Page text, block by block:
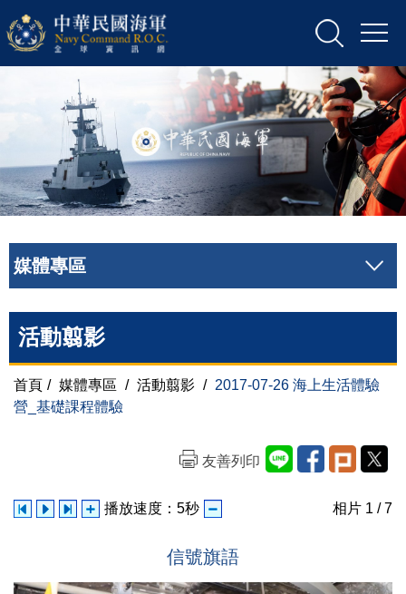
媒體專區
活動翦影
首頁 / 媒體專區 / 活動翦影 / 2017-07-26 海上生活體驗
營_基礎課程體驗
友善列印
播放速度： 5秒 相片 1 / 7
信號旗語